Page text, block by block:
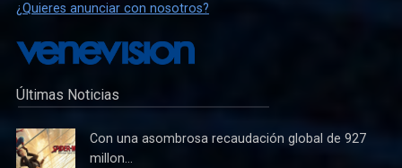
¿Quieres anunciar con nosotros?
Últimas Noticias
Con una asombrosa recaudación global de 927
millon...